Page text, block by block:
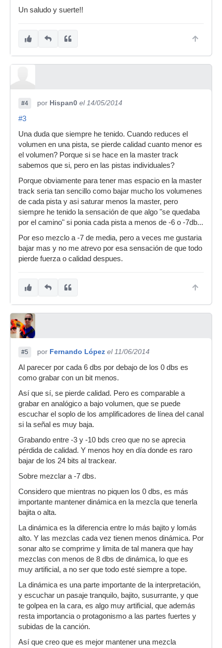
Un saludo y suerte!!
#4 por Hispan0 el 14/05/2014
#3
Una duda que siempre he tenido. Cuando reduces el
volumen en una pista, se pierde calidad cuanto menor es
el volumen? Porque si se hace en la master track
sabemos que si, pero en las pistas individuales?
Porque obviamente para tener mas espacio en la master
track seria tan sencillo como bajar mucho los volumenes
de cada pista y asi saturar menos la master, pero
siempre he tenido la sensación de que algo "se quedaba
por el camino" si ponia cada pista a menos de -6 o -7db...
Por eso mezclo a -7 de media, pero a veces me gustaria
bajar mas y no me atrevo por esa sensación de que todo
pierde fuerza o calidad despues.
#5 por Fernando López el 11/06/2014
Al parecer por cada 6 dbs por debajo de los 0 dbs es
como grabar con un bit menos.
Así que sí, se pierde calidad. Pero es comparable a
grabar en analógico a bajo volumen, que se puede
escuchar el soplo de los amplificadores de línea del canal
si la señal es muy baja.
Grabando entre -3 y -10 bds creo que no se aprecia
pérdida de calidad. Y menos hoy en día donde es raro
bajar de los 24 bits al trackear.
Sobre mezclar a -7 dbs.
Considero que mientras no piquen los 0 dbs, es más
importante mantener dinámica en la mezcla que tenerla
bajita o alta.
La dinámica es la diferencia entre lo más bajito y lomás
alto. Y las mezclas cada vez tienen menos dinámica. Por
sonar alto se comprime y limita de tal manera que hay
mezclas con menos de 8 dbs de dinámica, lo que es
muy artificial, a no ser que todo esté siempre a tope.
La dinámica es una parte importante de la interpretación,
y escuchar un pasaje tranquilo, bajito, susurrante, y que
te golpea en la cara, es algo muy artificial, que además
resta importancia o protagonismo a las partes fuertes y
subidas de la canción.
Así que creo que es mejor mantener una mezcla